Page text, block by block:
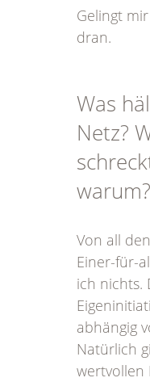
Gelingt
dran.
Was
Netz?
warum?
Von all
Einer-für-
ich nichts.
abhängig
Natürlich
wertvollen